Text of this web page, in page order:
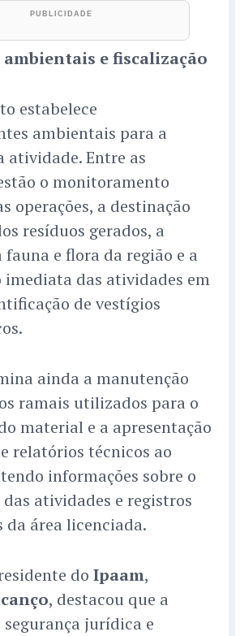
e fiscalização
estabelece
ambientais para a
atividade. Entre as
o monitoramento
operações, a destinação
resíduos gerados, a
fauna e flora da região e a
das atividades em
de vestígios
ainda a manutenção
ramais utilizados para o
material e a apresentação
relatórios técnicos ao
informações sobre o
atividades e registros
área licenciada.
do Ipaam,
, destacou que a
jurídica e